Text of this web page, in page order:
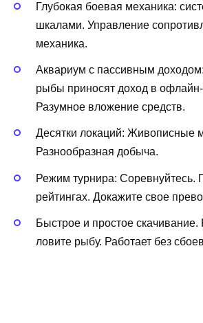
Глубокая боевая механика:
шкалами. Управление
механика.
Аквариум с пассивным
рыбы приносят доход в
Разумное вложение средств.
Десятки локаций: Живописные
Разнообразная добыча.
Режим турнира: Соревнуйтесь.
рейтингах. Докажите свое
Быстрое и простое
ловите рыбу. Работает без